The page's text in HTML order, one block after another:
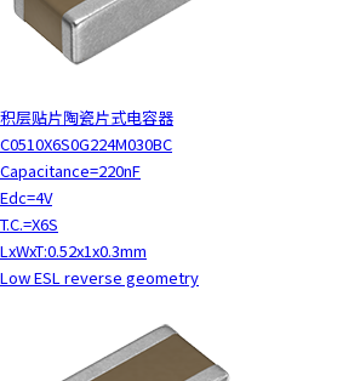
积层贴片陶瓷片式电容器
C0510X6S0G224M030BC
Capacitance=220nF
Edc=4V
T.C.=X6S
LxWxT:0.52x1x0.3mm
Low ESL reverse geometry